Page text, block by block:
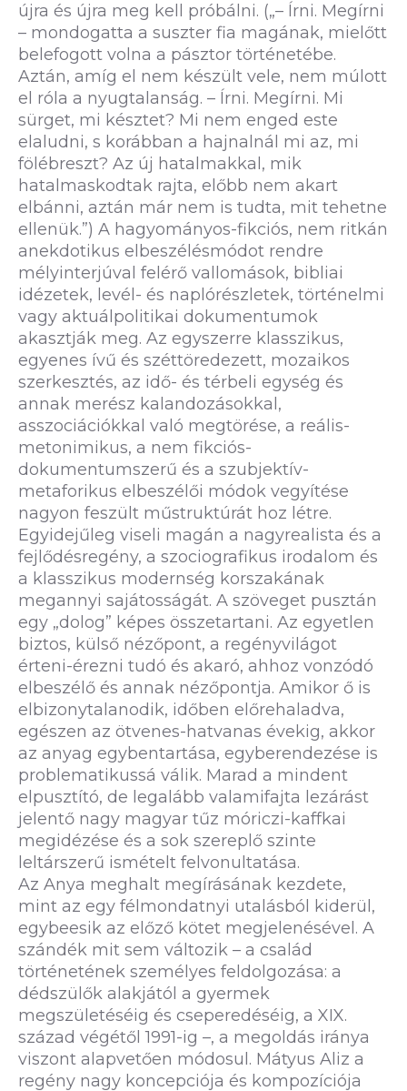
újra és újra meg kell próbálni. („– Írni. Megírni
– mondogatta a suszter fia magának, mielőtt
belefogott volna a pásztor történetébe.
Aztán, amíg el nem készült vele, nem múlott
el róla a nyugtalanság. – Írni. Megírni. Mi
sürget, mi késztet? Mi nem enged este
elaludni, s korábban a hajnalnál mi az, mi
fölébreszt? Az új hatalmakkal, mik
hatalmaskodtak rajta, előbb nem akart
elbánni, aztán már nem is tudta, mit tehetne
ellenük.”) A hagyományos-fikciós, nem ritkán
anekdotikus elbeszélésmódot rendre
mélyinterjúval felérő vallomások, bibliai
idézetek, levél- és naplórészletek, történelmi
vagy aktuálpolitikai dokumentumok
akasztják meg. Az egyszerre klasszikus,
egyenes ívű és széttöredezett, mozaikos
szerkesztés, az idő- és térbeli egység és
annak merész kalandozásokkal,
asszociációkkal való megtörése, a reális-
metonimikus, a nem fikciós-
dokumentumszerű és a szubjektív-
metaforikus elbeszélői módok vegyítése
nagyon feszült műstruktúrát hoz létre.
Egyidejűleg viseli magán a nagyrealista és a
fejlődésregény, a szociografikus irodalom és
a klasszikus modernség korszakának
megannyi sajátosságát. A szöveget pusztán
egy „dolog” képes összetartani. Az egyetlen
biztos, külső nézőpont, a regényvilágot
érteni-érezni tudó és akaró, ahhoz vonzódó
elbeszélő és annak nézőpontja. Amikor ő is
elbizonytalanodik, időben előrehaladva,
egészen az ötvenes-hatvanas évekig, akkor
az anyag egybentartása, egyberendezése is
problematikussá válik. Marad a mindent
elpusztító, de legalább valamifajta lezárást
jelentő nagy magyar tűz móriczi-kaffkai
megidézése és a sok szereplő szinte
leltárszerű ismételt felvonultatása.
Az Anya meghalt megírásának kezdete,
mint az egy félmondatnyi utalásból kiderül,
egybeesik az előző kötet megjelenésével. A
szándék mit sem változik – a család
történetének személyes feldolgozása: a
dédszülők alakjától a gyermek
megszületéséig és cseperedéséig, a XIX.
század végétől 1991-ig –, a megoldás iránya
viszont alapvetően módosul. Mátyus Aliz a
regény nagy koncepciója és kompozíciója